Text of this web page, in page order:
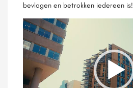
bevlogen en betrokken iedereen is!
Videospeler